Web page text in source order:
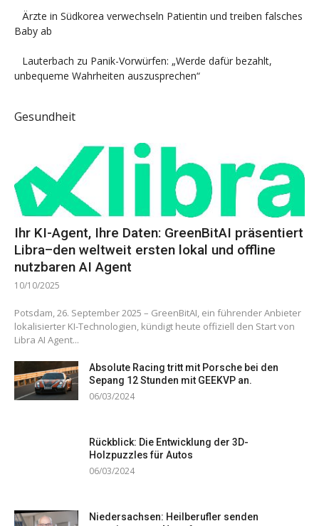
Ärzte in Südkorea verwechseln Patientin und treiben falsches
Baby ab
Lauterbach zu Panik-Vorwürfen: „Werde dafür bezahlt,
unbequeme Wahrheiten auszusprechen“
Gesundheit
Ihr KI-Agent, Ihre Daten: GreenBitAI präsentiert
Libra–den weltweit ersten lokal und offline
nutzbaren AI Agent
10/10/2025
Potsdam, 26. September 2025 – GreenBitAI, ein führender Anbieter
lokalisierter KI-Technologien, kündigt heute offiziell den Start von
Libra AI Agent...
Absolute Racing tritt mit Porsche bei den
Sepang 12 Stunden mit GEEKVP an.
06/03/2024
Rückblick: Die Entwicklung der 3D-
Holzpuzzles für Autos
06/03/2024
Niedersachsen: Heilberufler senden